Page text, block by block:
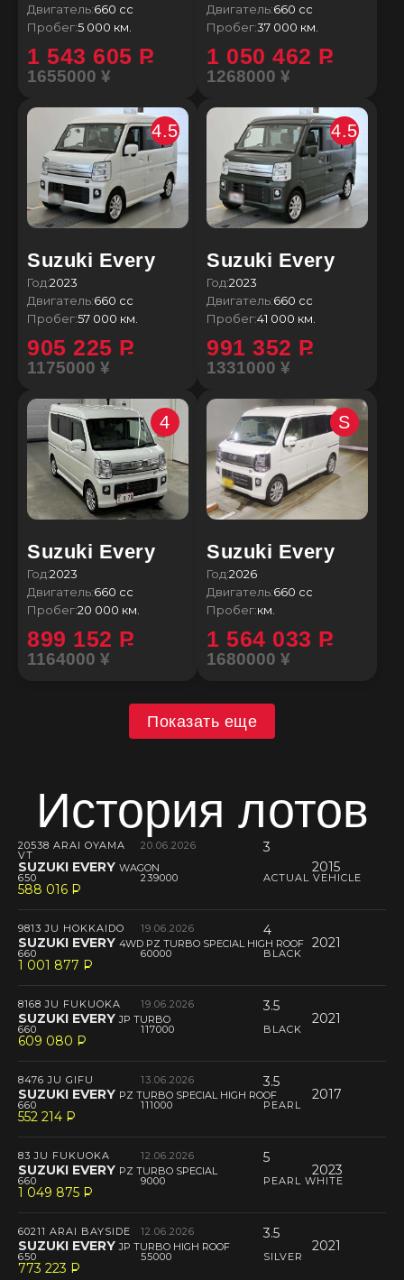
Двигатель:660 сс
Пробег:5 000 км.
1 543 605 P
1655000 ¥
Двигатель:660 сс
Пробег:37 000 км.
1 050 462 P
1268000 ¥
Suzuki Every
4.5
Год:2023
Двигатель:660 сс
Пробег:57 000 км.
905 225 P
1175000 ¥
Suzuki Every
4.5
Год:2023
Двигатель:660 сс
Пробег:41 000 км.
991 352 P
1331000 ¥
Suzuki Every
4
Год:2023
Двигатель:660 сс
Пробег:20 000 км.
899 152 P
1164000 ¥
Suzuki Every
S
Год:2026
Двигатель:660 сс
Пробег:км.
1 564 033 P
1680000 ¥
Показать еще
История лотов
20538 ARAI OYAMA
VT
20.06.2026
3
SUZUKI EVERY WAGON 2015
650 239000 ACTUAL VEHICLE
588 016 P
--
9813 JU HOKKAIDO 19.06.2026 4
SUZUKI EVERY 4WD PZ TURBO SPECIAL HIGH ROOF 2021
660 60000 BLACK
1 001 877 P
--
8168 JU FUKUOKA 19.06.2026 3.5
SUZUKI EVERYJP TURBO 2021
660 117000 BLACK
609 080 P
--
8476 JU GIFU 13.06.2026 3.5
SUZUKI EVERY PZ TURBO SPECIAL HIGH ROOF 2017
660 111000 PEARL
552 214 P
--
83 JU FUKUOKA 12.06.2026 5
SUZUKI EVERY PZ TURBO SPECIAL 2023
660 9000 PEARL WHITE
1 049 875 P
--
60211 ARAI BAYSIDE 12.06.2026 3.5
SUZUKI EVERYJP TURBO HIGH ROOF 2021
650 55000 SILVER
773 223 P
--